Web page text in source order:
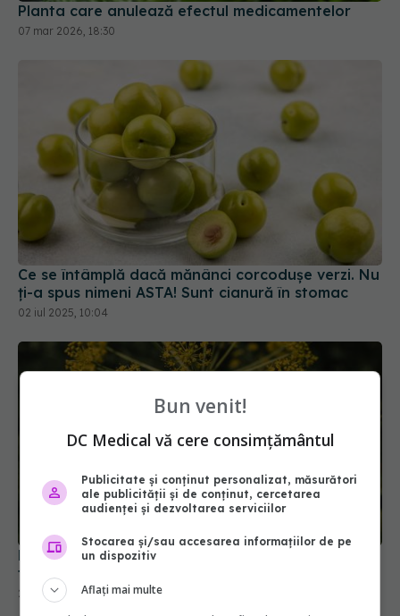
Ce se întâmplă dacă mănânci corcodușe verzi. Nu
ți-a spus nimeni ASTA! Sunt cianură în stomac
02 iul 2025, 10:04
Planta care calmează inflamațiile. E folosită în
tratamentul pentru cancer
24 iul 2025, 14:15
Bun venit!
DC Medical vă cere consimțământul
Publicitate și conținut personalizat, măsurători
ale publicității și de conținut, cercetarea
audienței și dezvoltarea serviciilor
Stocarea și/sau accesarea informațiilor de pe
un dispozitiv
Aflați mai multe